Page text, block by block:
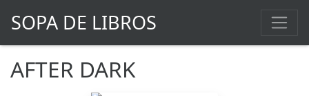
SOPA DE LIBROS
AFTER DARK